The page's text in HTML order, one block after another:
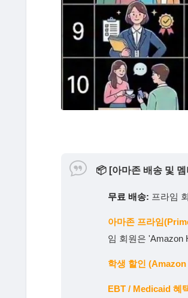
📦 [아마존 배송 및
무료 배송: 프라임
아마존 프라임
임 회원은 'Amazon
학생 할인
EBT / Medicaid 혜